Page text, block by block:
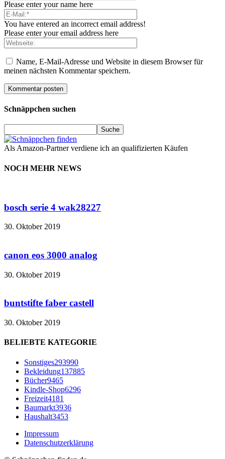
Please enter your name here
You have entered an incorrect email address!
Please enter your email address here
Name, E-Mail-Adresse und Website in diesem Browser für
meinen nächsten Kommentar speichern.
Schnäppchen suchen
Als Amazon-Partner verdiene ich an qualifizierten Käufen
NOCH MEHR NEWS
bosch serie 4 wak28227
30. Oktober 2019
canon eos 3000 analog
30. Oktober 2019
buntstifte faber castell
30. Oktober 2019
BELIEBTE KATEGORIE
Sonstiges293990
Bekleidung137885
Bücher9465
Kindle-Shop6296
Freizeit4181
Baumarkt3936
Haushalt3453
Impressum
Datenschutzerklärung